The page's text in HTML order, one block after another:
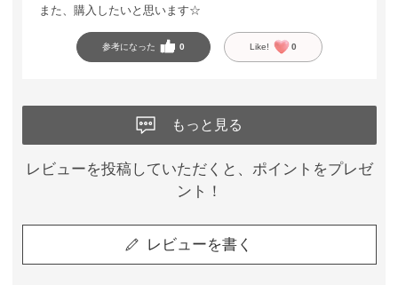
また、購入したいと思います☆
参考になった 0 Like! 0
もっと見る
レビューを投稿していただくと、ポイントをプレゼ
ント！
レビューを書く